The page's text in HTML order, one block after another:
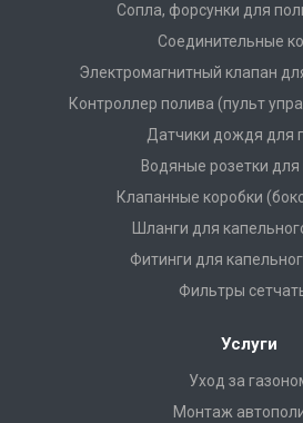
Сопла, форсунки для
Соединительные
Электромагнитный клапан
Контроллер полива (пульт
Датчики дождя для
Водяные розетки для
Клапанные коробки
Шланги для
Фитинги для
Фильтры
Услуги
Уход за
Монтаж